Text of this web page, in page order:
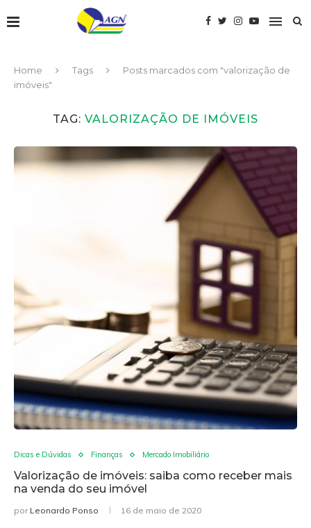
Home Tags
Posts marcados com "valorização de
imóveis"
TAG: VALORIZAÇÃO DE IMÓVEIS
Dicas e Dúvidas Finanças Mercado Imobiliário
Valorização de imóveis: saiba como receber mais
na venda do seu imóvel
por Leonardo Ponso 16 de maio de 2020